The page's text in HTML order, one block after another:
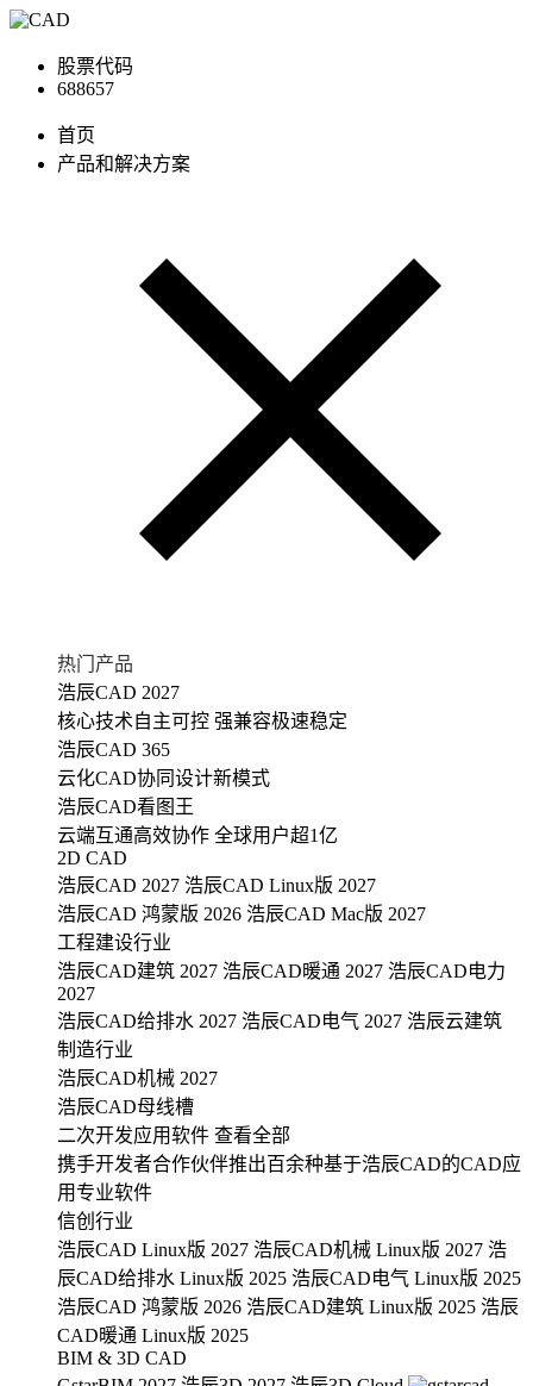
股票代码
688657
首页
产品和解决方案
热门产品
浩辰CAD 2027
核心技术自主可控 强兼容极速稳定
浩辰CAD 365
云化CAD协同设计新模式
浩辰CAD看图王
云端互通高效协作 全球用户超1亿
2D CAD
浩辰CAD 2027 浩辰CAD Linux版 2027
浩辰CAD 鸿蒙版 2026 浩辰CAD Mac版 2027
工程建设行业
浩辰CAD建筑 2027 浩辰CAD暖通 2027 浩辰CAD电力
2027
浩辰CAD给排水 2027 浩辰CAD电气 2027 浩辰云建筑
制造行业
浩辰CAD机械 2027
浩辰CAD母线槽
二次开发应用软件 查看全部
携手开发者合作伙伴推出百余种基于浩辰CAD的CAD应
用专业软件
信创行业
浩辰CAD Linux版 2027 浩辰CAD机械 Linux版 2027 浩
辰CAD给排水 Linux版 2025 浩辰CAD电气 Linux版 2025
浩辰CAD 鸿蒙版 2026 浩辰CAD建筑 Linux版 2025 浩辰
CAD暖通 Linux版 2025
BIM & 3D CAD